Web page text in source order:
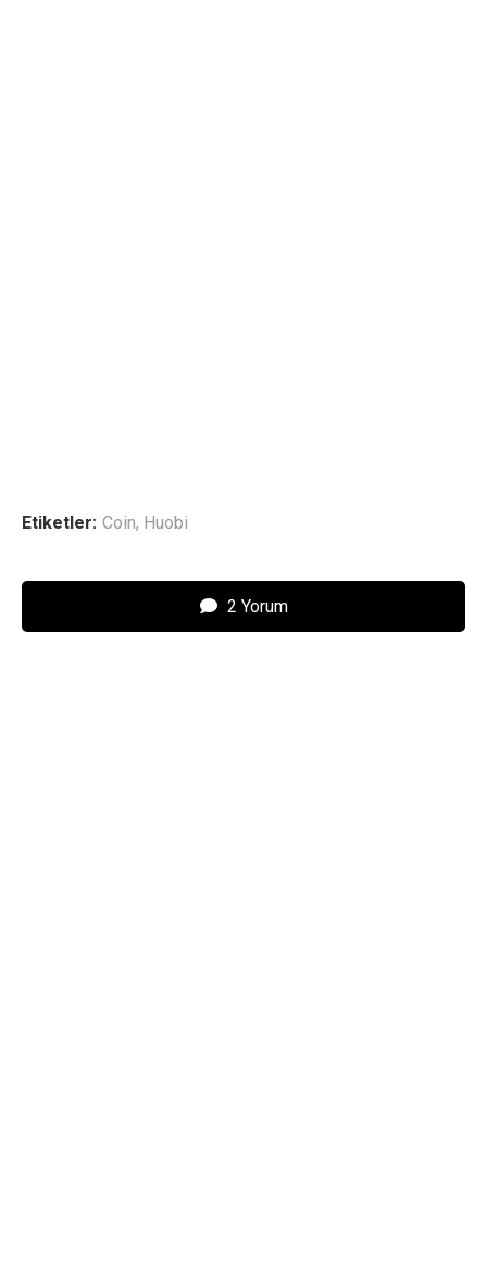
Etiketler: Coin, Huobi
2 Yorum